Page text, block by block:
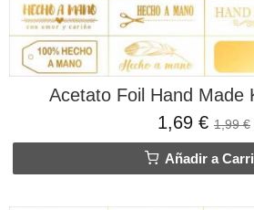
Acetato Foil Hand Made
1,69 € 1,99 €
Añadir a